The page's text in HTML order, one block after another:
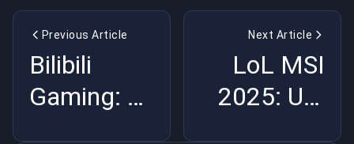
Previous Article
Bilibili
Gaming: A
Next Article
LoL MSI
2025: Um